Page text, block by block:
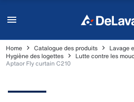
Home Catalogue des produits
Lavage
Hygiène des logettes
Lutte contre les
Aptaor Fly curtain C210